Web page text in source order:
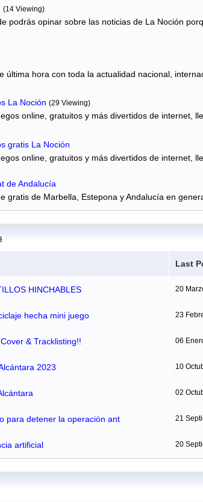
(14 Viewing)
podrás opinar sobre las noticias de La Noción
última hora con toda la actualidad nacional,
La Noción (29 Viewing)
online, gratuitos y más divertidos de internet,
gratis La Noción
online, gratuitos y más divertidos de internet,
de Andalucía
gratis de Marbella, Estepona y Andalucía en
Last
HINCHABLES 20
hecha mini juego 23
& Tracklisting!! 06
2023 10
02
para detener la operación ant 21
artificial 20